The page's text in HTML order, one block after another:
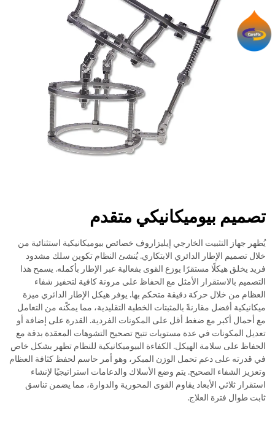
تصميم بيوميكانيكي متقدم
يُظهر جهاز التثبيت الخارجي إيليزاروف خصائص بيوميكانيكية استثنائية من
خلال تصميم الإطار الدائري الابتكاري. يُنشئ النظام تكوين سلك مشدود
فريد يخلق هيكلًا مستقرًا يوزع القوى بفعالية عبر الإطار بأكمله. يسمح هذا
التصميم بالاستقرار الأمثل مع الحفاظ على مرونة كافية لتحفيز شفاء
العظام من خلال حركة دقيقة متحكم بها. يوفر هيكل الإطار الدائري ميزة
ميكانيكية أفضل مقارنةً بالمثبتات الخطية التقليدية، مما يمكّنه من التعامل
مع أحمال أكبر مع ضغط أقل على المكونات الفردية. القدرة على إضافة أو
تعديل المكونات في عدة مستويات تتيح تصحيح التشوهات المعقدة بدقة مع
الحفاظ على سلامة الهيكل. الكفاءة البيوميكانيكية للنظام تظهر بشكل خاص
في قدرته على دعم تحمل الوزن المبكر، وهو أمر حاسم لحفظ كثافة العظام
وتعزيز الشفاء الصحيح. يتم وضع الأسلاك والدعامات استراتيجيًا لإنشاء
استقرار ثلاثي الأبعاد يقاوم القوى المحورية والدوارة، مما يضمن تناسق
ثابت طوال فترة العلاج.